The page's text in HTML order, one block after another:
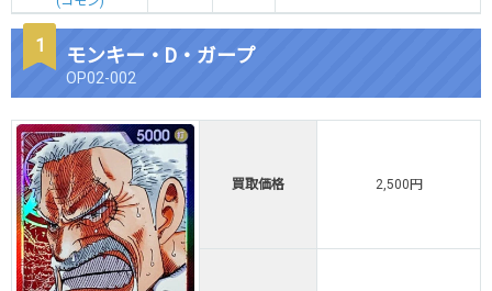
モンキー・D・ガープ
OP02-002
買取価格 2,500円